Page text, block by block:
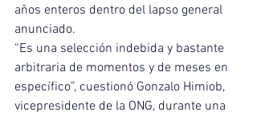
años enteros dentro del lapso general
anunciado.
“Es una selección indebida y bastante
arbitraria de momentos y de meses en
específico”, cuestionó Gonzalo Himiob,
vicepresidente de la ONG, durante una